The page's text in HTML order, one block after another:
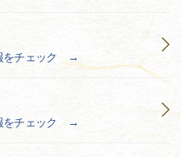
をチェック →
をチェック →